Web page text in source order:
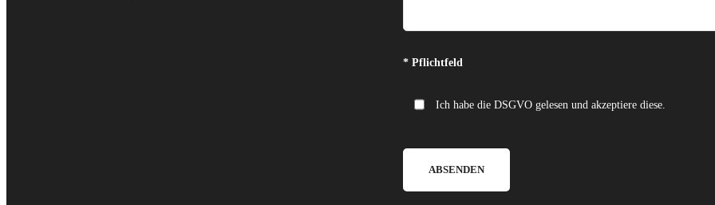
Bitte lasse dieses Feld leer.
* Pflichtfeld
Ich habe die DSGVO gelesen und akzeptiere diese.